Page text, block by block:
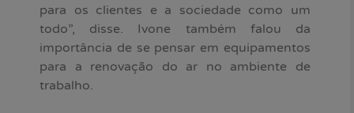
para os clientes e a sociedade como um
todo”, disse. Ivone também falou da
importância de se pensar em equipamentos
para a renovação do ar no ambiente de
trabalho.